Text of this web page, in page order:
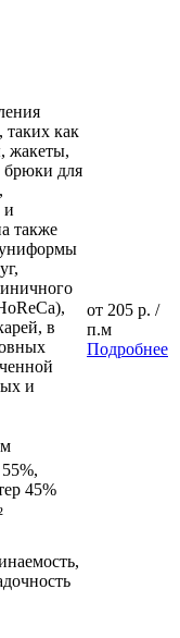
как
жакеты,
брюки для
и
также
в
и
45%
от 205 р. /
п.м
Подробнее